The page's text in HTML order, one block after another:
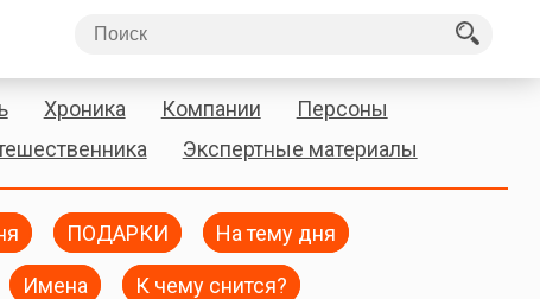
Хроника Компании
Персоны
Экспертные материалы
ПОДАРКИ На тему дня
Имена К чему снится?